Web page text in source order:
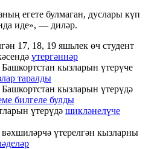
егете булмаган, дуслары күп
иде», — диләр.
17, 18, 19 яшьлек өч студент
үтергәннәр
кызларын үтерүче
таралды
кызларын үтерүдә
билгеле булды
үтерүдә шикләнелүче
үтерелгән кызларны